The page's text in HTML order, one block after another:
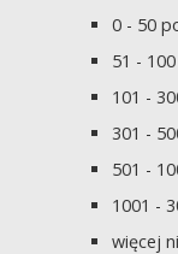
0 - 50
51 -
101 -
301 -
501 -
1001 -
więcej